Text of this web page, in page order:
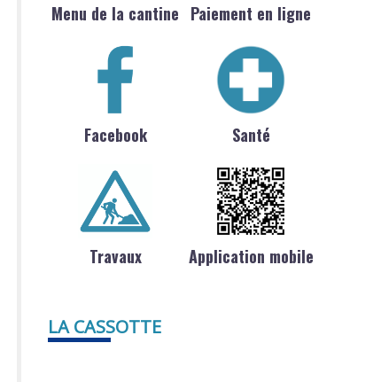
Menu de la cantine Paiement en ligne
Facebook Santé
Travaux Application mobile
LA CASSOTTE